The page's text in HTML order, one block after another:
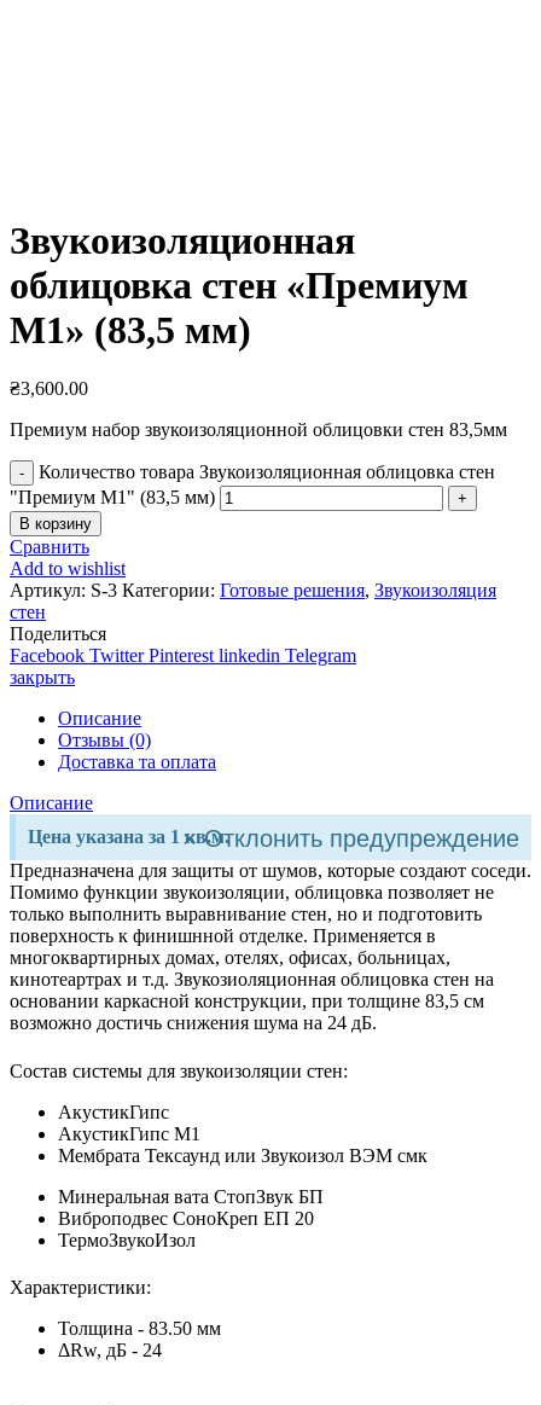
Звукоизоляционная
облицовка стен «Премиум
М1» (83,5 мм)
₴3,600.00
Премиум набор звукоизоляционной облицовки стен 83,5мм
Количество товара Звукоизоляционная облицовка стен
"Премиум М1" (83,5 мм)
В корзину
Сравнить
Add to wishlist
Артикул: S-3 Категории: Готовые решения, Звукоизоляция
стен
Поделиться
Facebook Twitter Pinterest linkedin Telegram
закрыть
Описание
Отзывы (0)
Доставка та оплата
Описание
Цена указана за 1 кв.м.
× Отклонить предупреждение
Предназначена для защиты от шумов, которые создают соседи.
Помимо функции звукоизоляции, облицовка позволяет не
только выполнить выравнивание стен, но и подготовить
поверхность к финишнной отделке. Применяется в
многоквартирных домах, отелях, офисах, больницах,
кинотеартрах и т.д. Звукозиоляционная облицовка стен на
основании каркасной конструкции, при толщине 83,5 см
возможно достичь снижения шума на 24 дБ.
Состав системы для звукоизоляции стен:
АкустикГипс
АкустикГипс М1
Мембрата Тексаунд или Звукоизол ВЭМ смк
Минеральная вата СтопЗвук БП
Виброподвес СоноКреп ЕП 20
ТермоЗвукоИзол
Характеристики:
Толщина - 83.50 мм
ΔRw, дБ - 24